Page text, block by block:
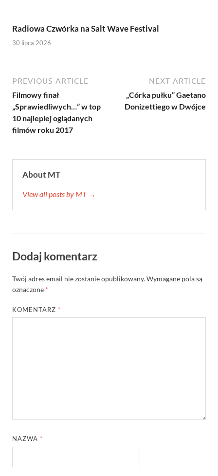
Radiowa Czwórka na Salt Wave Festival
30 lipca 2026
PREVIOUS ARTICLE
Filmowy finał
„Sprawiedliwych…” w top
10 najlepiej oglądanych
filmów roku 2017
NEXT ARTICLE
„Córka pułku” Gaetano
Donizettiego w Dwójce
About MT
View all posts by MT →
Dodaj komentarz
Twój adres email nie zostanie opublikowany.Wymagane pola są
oznaczone *
KOMENTARZ *
NAZWA *